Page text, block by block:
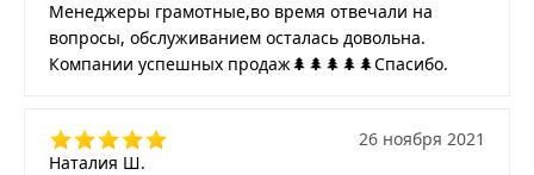
Менеджеры грамотные,во время отвечали на
вопросы, обслуживанием осталась довольна.
Компании успешных продаж🌲🌲🌲🌲🌲Спасибо.
Наталия Ш.
26 ноября 2021